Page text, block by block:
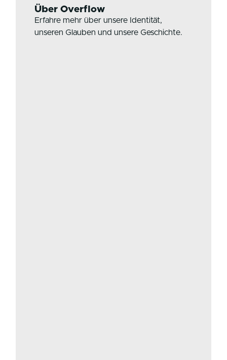
Über Overflow
Erfahre mehr über unsere Identität,
unseren Glauben und unsere Geschichte.